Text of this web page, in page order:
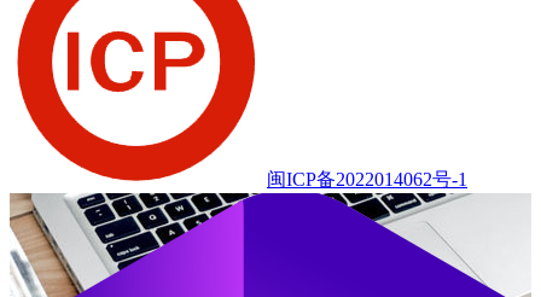
闽ICP备2022014062号-1